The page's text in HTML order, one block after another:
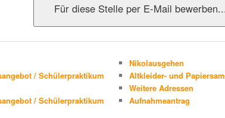
/ Schülerpraktikum
/ Schülerpraktikum
Nikolausgehen
Altkleider- und
Weitere Adressen
Aufnahmeantrag